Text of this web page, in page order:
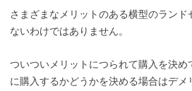
さまざまなメリットのある横型のラン
ないわけではありません。
ついついメリットにつられて購入を決め
に購入するかどうかを決める場合はデ